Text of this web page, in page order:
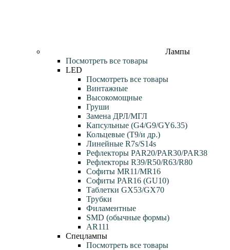
Лампы
Посмотреть все товары
LED
Посмотреть все товары
Винтажные
Высокомощные
Груши
Замена ДРЛ/МГЛ
Капсульные (G4/G9/GY6.35)
Кольцевые (T9/и др.)
Линейные R7s/S14s
Рефлекторы PAR20/PAR30/PAR38
Рефлекторы R39/R50/R63/R80
Софиты MR11/MR16
Софиты PAR16 (GU10)
Таблетки GX53/GX70
Трубки
Филаментные
SMD (обычные формы)
AR111
Спецлампы
Посмотреть все товары